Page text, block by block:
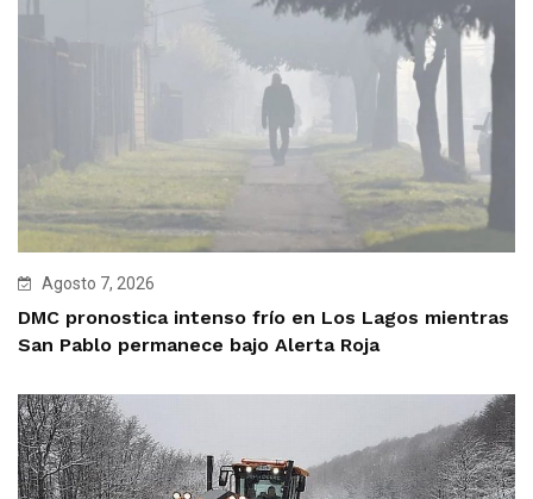
Agosto 7, 2026
DMC pronostica intenso frío en Los Lagos mientras
San Pablo permanece bajo Alerta Roja